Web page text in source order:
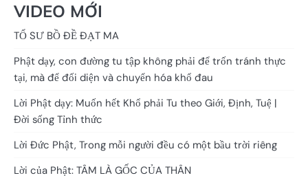
VIDEO MỚI
TỔ SƯ BỒ ĐỀ ĐẠT MA
Phật dạy, con đường tu tập không phải để trốn tránh thực
tại, mà để đối diện và chuyển hóa khổ đau
Lời Phật dạy: Muốn hết Khổ phải Tu theo Giới, Định, Tuệ |
Đời sống Tỉnh thức
Lời Đức Phật, Trong mỗi người đều có một bầu trời riêng
Lời của Phật: TÂM LÀ GỐC CỦA THÂN